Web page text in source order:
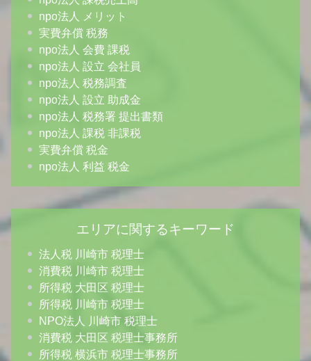
npo法人 メリット
実費弁償 税務
npo法人 会費 課税
npo法人 設立 会社員
npo法人 税務調査
npo法人 設立 助成金
npo法人 税務署 提出書類
npo法人 課税 非課税
実費弁償 税金
npo法人 利益 税金
エリアに関するキーワード
法人税 川崎市 税理士
消費税 川崎市 税理士
所得税 大田区 税理士
所得税 川崎市 税理士
NPO法人 川崎市 税理士
消費税 大田区 税理士事務所
所得税 横浜市 税理士事務所